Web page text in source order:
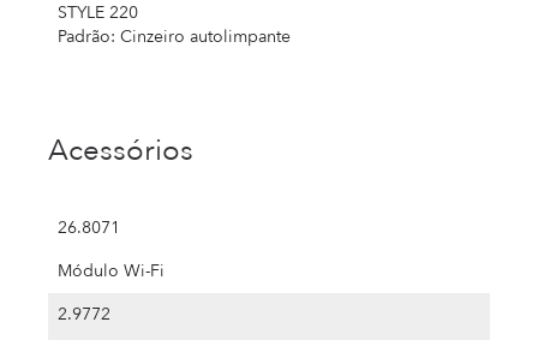
STYLE 220
Padrão: Cinzeiro autolimpante
Acessórios
26.8071
Módulo Wi-Fi
2.9772